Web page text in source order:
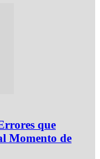
que
Momento de